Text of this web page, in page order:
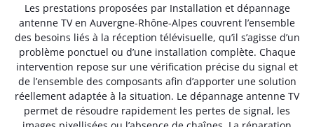
Les prestations proposées par Installation et dépannage
antenne TV en Auvergne-Rhône-Alpes couvrent l’ensemble
des besoins liés à la réception télévisuelle, qu’il s’agisse d’un
problème ponctuel ou d’une installation complète. Chaque
intervention repose sur une vérification précise du signal et
de l’ensemble des composants afin d’apporter une solution
réellement adaptée à la situation. Le dépannage antenne TV
permet de résoudre rapidement les pertes de signal, les